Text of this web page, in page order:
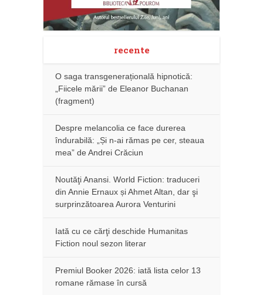
recente
O saga transgenerațională hipnotică:
„Fiicele mării” de Eleanor Buchanan
(fragment)
Despre melancolia ce face durerea
îndurabilă: „Și n-ai rămas pe cer, steaua
mea” de Andrei Crăciun
Noutăţi Anansi. World Fiction: traduceri
din Annie Ernaux și Ahmet Altan, dar şi
surprinzătoarea Aurora Venturini
Iată cu ce cărţi deschide Humanitas
Fiction noul sezon literar
Premiul Booker 2026: iată lista celor 13
romane rămase în cursă